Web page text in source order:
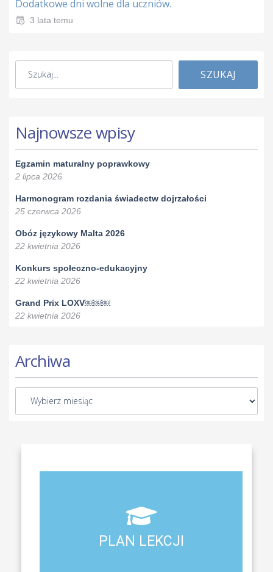
Dodatkowe dni wolne dla uczniów.
3 lata temu
SZUKAJ
Najnowsze wpisy
Egzamin maturalny poprawkowy
2 lipca 2026
Harmonogram rozdania świadectw dojrzałości
25 czerwca 2026
Obóz językowy Malta 2026
22 kwietnia 2026
Konkurs społeczno-edukacyjny
22 kwietnia 2026
Grand Prix LOXV￼￼￼
22 kwietnia 2026
Archiwa
PLAN LEKCJI
PLAN LEKCJI